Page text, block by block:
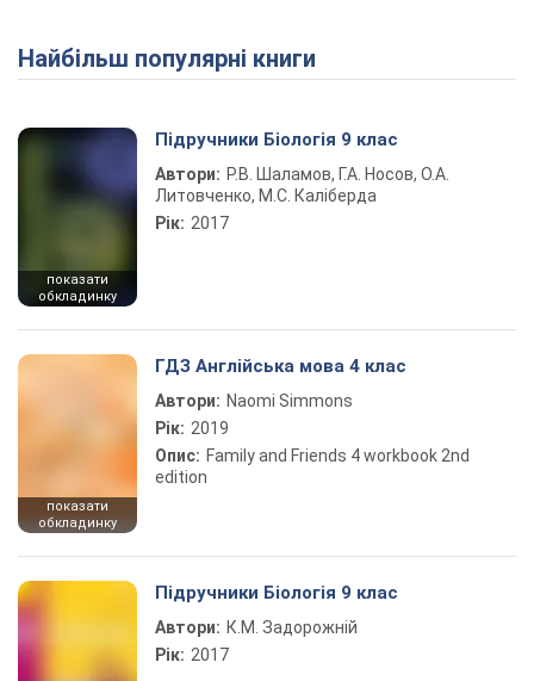
Найбільш популярні книги
показати
обкладинку
Підручники Біологія 9 клас
Автори: Р.В. Шаламов, Г.А. Носов, О.А.
Литовченко, М.С. Каліберда
Рік: 2017
показати
обкладинку
ГДЗ Англійська мова 4 клас
Автори: Naomi Simmons
Рік: 2019
Опис: Family and Friends 4 workbook 2nd
edition
Підручники Біологія 9 клас
Автори: К.М. Задорожній
Рік: 2017